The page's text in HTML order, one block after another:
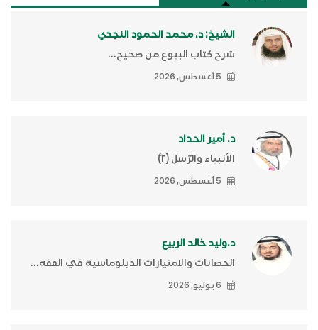
الشيخ: د. محمد الحمود النجدي
شرح كتاب البيوع من صحيح...
5 أغسطس, 2026
د. أمير الحداد
الأنبياء والرّسل (٢)ّ
5 أغسطس, 2026
د.وليد خالد الربيع
الحصانات والامتيازات الدبلوماسية في الفقه...
6 يوليو, 2026